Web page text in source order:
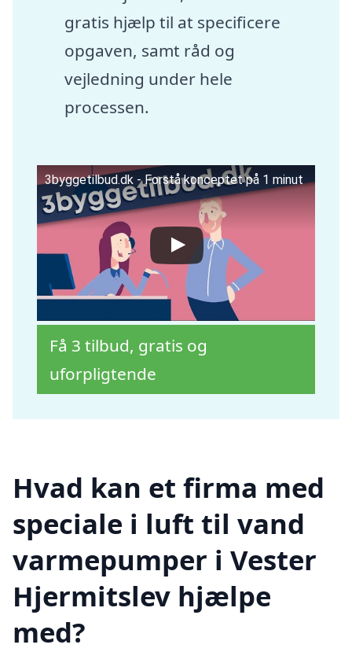
gratis hjælp til at specificere
opgaven, samt råd og
vejledning under hele
processen.
3byggetilbud.dk - Forstå konceptet på 1 minut
Få 3 tilbud, gratis og
uforpligtende
Hvad kan et firma med
speciale i luft til vand
varmepumper i Vester
Hjermitslev hjælpe
med?